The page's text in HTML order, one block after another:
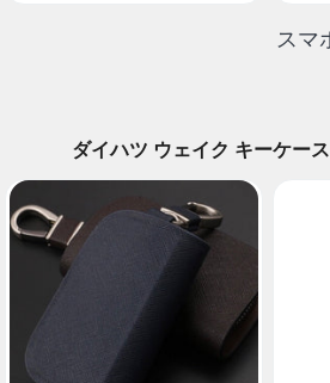
スマ
ダイハツ ウェイク キーケー